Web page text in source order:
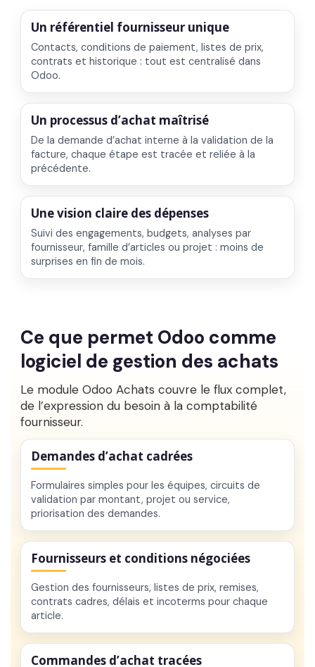
Un référentiel fournisseur unique
Contacts, conditions de paiement, listes de prix,
contrats et historique : tout est centralisé dans
Odoo.
Un processus d’achat maîtrisé
De la demande d’achat interne à la validation de la
facture, chaque étape est tracée et reliée à la
précédente.
Une vision claire des dépenses
Suivi des engagements, budgets, analyses par
fournisseur, famille d’articles ou projet : moins de
surprises en fin de mois.
Ce que permet Odoo comme
logiciel de gestion des achats
Le module Odoo Achats couvre le flux complet,
de l’expression du besoin à la comptabilité
fournisseur.
Demandes d’achat cadrées
Formulaires simples pour les équipes, circuits de
validation par montant, projet ou service,
priorisation des demandes.
Fournisseurs et conditions négociées
Gestion des fournisseurs, listes de prix, remises,
contrats cadres, délais et incoterms pour chaque
article.
Commandes d’achat tracées